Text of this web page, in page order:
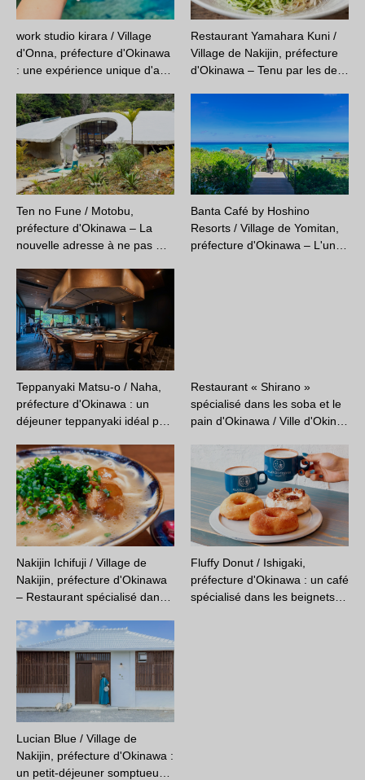
work studio kirara / Village
d'Onna, préfecture d'Okinawa
: une expérience unique d'a…
Restaurant Yamahara Kuni /
Village de Nakijin, préfecture
d'Okinawa – Tenu par les de…
Ten no Fune / Motobu,
préfecture d'Okinawa – La
nouvelle adresse à ne pas …
Banta Café by Hoshino
Resorts / Village de Yomitan,
préfecture d'Okinawa – L'un…
Teppanyaki Matsu-o / Naha,
préfecture d'Okinawa : un
déjeuner teppanyaki idéal p…
Restaurant « Shirano »
spécialisé dans les soba et le
pain d'Okinawa / Ville d'Okin…
Nakijin Ichifuji / Village de
Nakijin, préfecture d'Okinawa
– Restaurant spécialisé dan…
Fluffy Donut / Ishigaki,
préfecture d'Okinawa : un café
spécialisé dans les beignets…
Lucian Blue / Village de
Nakijin, préfecture d'Okinawa :
un petit-déjeuner somptueu…